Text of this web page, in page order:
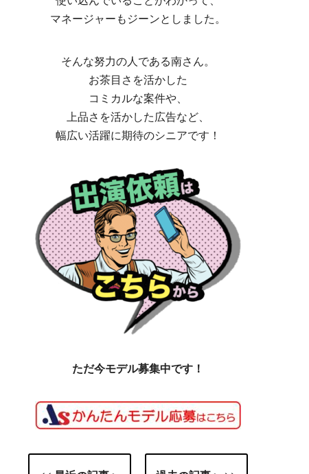
マネージャーもジーンとしました。
そんな努力の人である南さん。
お茶目さを活かした
コミカルな案件や、
上品さを活かした広告など、
幅広い活躍に期待のシニアです！
ただ今モデル募集中です！